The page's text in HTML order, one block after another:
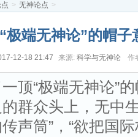
> 无神论点 >
极端无神论”的帽子
12-18 21:47 来源: 科学与无神论 作
顶“极端无神论”
群众头上，无中
声筒”，“欲把国